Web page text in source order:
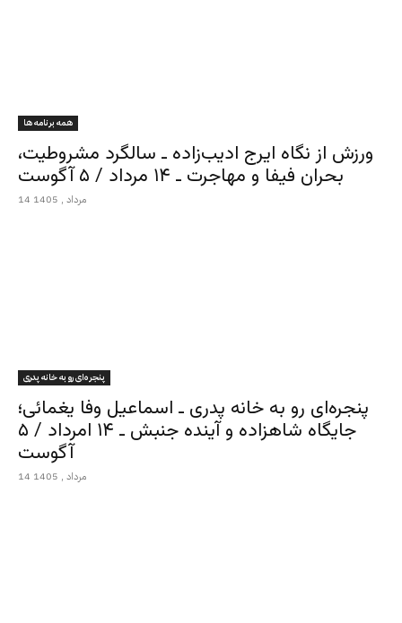
همه برنامه ها
ورزش از نگاه ایرج ادیب‌زاده ـ سالگرد مشروطیت،
بحران فیفا و مهاجرت ـ ۱۴ مرداد / ۵ آگوست
14 مرداد , 1405
پنجره‌ای رو به خانه پدری
پنجره‌ای رو به خانه پدری ـ اسماعیل وفا یغمائی؛
جایگاه شاهزاده و آینده جنبش ـ ۱۴ امرداد / ۵
آگوست
14 مرداد , 1405